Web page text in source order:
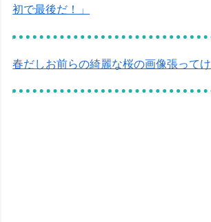
初で最後だ！」
春だしお前らの綺麗な桜の画像張ってけ